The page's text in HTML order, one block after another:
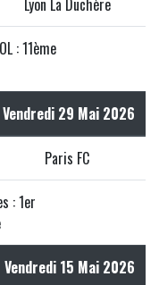
Lyon La Duchère
: 11ème
Vendredi 29 Mai 2026
Paris FC
: 1er
Vendredi 15 Mai 2026